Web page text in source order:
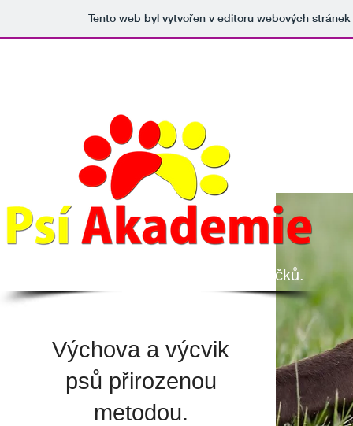
Tento web byl vytvořen v editoru webových
Výchova a výcvik
psů přirozenou
metodou.
...pro spokojenost Vás a Vašich mazlíčků.​